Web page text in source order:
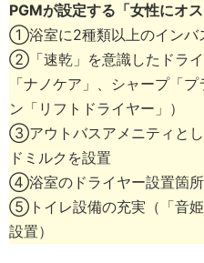
PGMが設定する「女性にオ
①浴室に2種類以上のインバ
②「速乾」を意識したドライ
「ナノケア」、シャープ「
ン「リフトドライヤー」）
③アウトバスアメニティと
ドミルクを設置
④浴室のドライヤー設置箇
⑤トイレ設備の充実（「音
設置）